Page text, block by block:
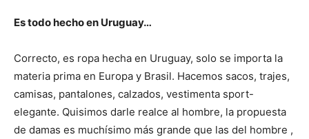
Es todo hecho en Uruguay…
Correcto, es ropa hecha en Uruguay, solo se importa la
materia prima en Europa y Brasil. Hacemos sacos, trajes,
camisas, pantalones, calzados, vestimenta sport-
elegante. Quisimos darle realce al hombre, la propuesta
de damas es muchísimo más grande que las del hombre ,